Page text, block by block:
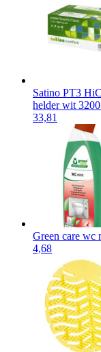
Satino PT3
helder wit
33,81
Green care wc
4,68